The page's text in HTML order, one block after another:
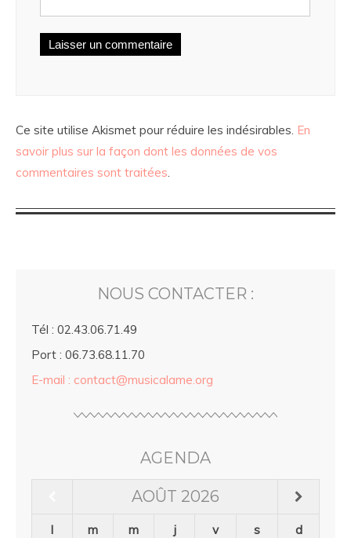
Ce site utilise Akismet pour réduire les indésirables. En
savoir plus sur la façon dont les données de vos
commentaires sont traitées
NOUS CONTACTER :
Tél : 02.43.06.71.49
Port : 06.73.68.11.70
E-mail : contact@musicalame.org
AGENDA
AOÛT 2026
l m m j v s
d